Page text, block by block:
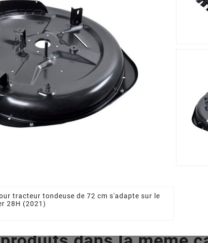
Nouveau

Palier
tracteur tondeuse de 72 cm s'adapte sur le
28H (2021)